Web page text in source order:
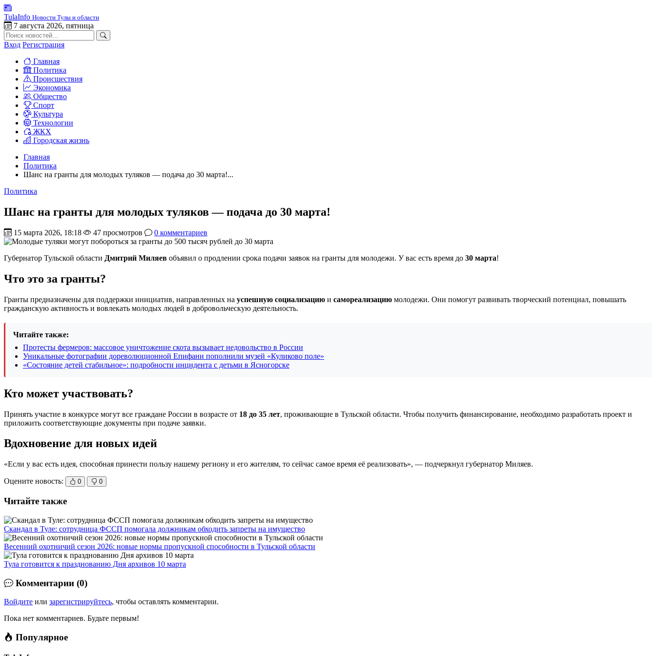
TulaInfo Новости Тулы и области
7 августа 2026, пятница
Вход Регистрация
Главная
Политика
Происшествия
Экономика
Общество
Спорт
Культура
Технологии
ЖКХ
Городская жизнь
Главная
Политика
Шанс на гранты для молодых туляков — подача до 30 марта!...
Политика
Шанс на гранты для молодых туляков — подача до 30 марта!
15 марта 2026, 18:18 47 просмотров 0 комментариев
Губернатор Тульской области Дмитрий Миляев объявил о продлении срока подачи заявок на гранты для молодежи. У вас есть время до 30 марта!
Что это за гранты?
Гранты предназначены для поддержки инициатив, направленных на успешную социализацию и самореализацию молодежи. Они помогут развивать творческий потенциал, повышать
гражданскую активность и вовлекать молодых людей в добровольческую деятельность.
Читайте также:
Протесты фермеров: массовое уничтожение скота вызывает недовольство в России
Уникальные фотографии дореволюционной Епифани пополнили музей «Куликово поле»
«Состояние детей стабильное»: подробности инцидента с детьми в Ясногорске
Кто может участвовать?
Принять участие в конкурсе могут все граждане России в возрасте от 18 до 35 лет, проживающие в Тульской области. Чтобы получить финансирование, необходимо разработать проект и
приложить соответствующие документы при подаче заявки.
Вдохновение для новых идей
«Если у вас есть идея, способная принести пользу нашему региону и его жителям, то сейчас самое время её реализовать», — подчеркнул губернатор Миляев.
Оцените новость: 0 0
Читайте также
Скандал в Туле: сотрудница ФССП помогала должникам обходить запреты на имущество
Весенний охотничий сезон 2026: новые нормы пропускной способности в Тульской области
Тула готовится к празднованию Дня архивов 10 марта
Комментарии (0)
Войдите или зарегистрируйтесь, чтобы оставлять комментарии.
Пока нет комментариев. Будьте первым!
Популярное